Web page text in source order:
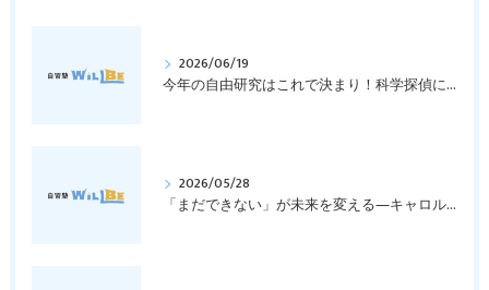
2026/06/19
今年の自由研究はこれで決まり！科学探偵になって指紋の謎を解き明かそう！｜元中学高校教員で私立学校の放課後校内塾を経営する西宮・今津の習いごと教室＆自習塾WillBe
2026/05/28
「まだできない」が未来を変える―キャロル・ドゥエックの成長マインドセットとは？｜元中学高校教員で私立学校の放課後校内塾を経営する西宮・今津の習いごと教室＆自習塾WillBe